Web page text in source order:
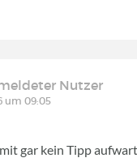
Nutzer
um 09:05
gar kein Tipp